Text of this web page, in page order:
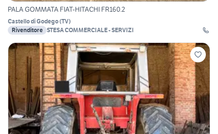
PALA GOMMATA FIAT-HITACHI FR160.2
Castello di Godego(TV)
Rivenditore STESA COMMERCIALE - SERVIZI